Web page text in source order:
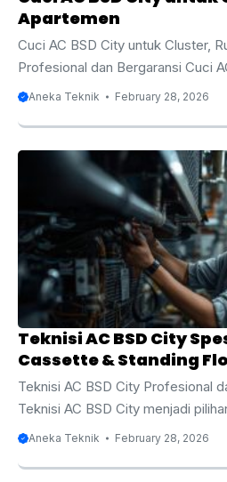
Apartemen
Cuci AC BSD City untuk Cluster,
Profesional dan Bergaransi Cuci
ruko & apartemen menjadi layanan
City dikenal sebagai salah satu
Tangerang Selatan dengan
apartemen bertingkat, ruko
kuliner. Hampir seluruh bangunan
menggunakan AC setiap hari
penghuni dan pelanggan. Tanpa
Aneka Teknik February 28, 2026
Teknisi AC BSD City
Cassette & Standing
Teknisi AC BSD City Profesional
Teknisi AC BSD City menjadi
yang membutuhkan layanan
Aneka Teknik February 28, 2026